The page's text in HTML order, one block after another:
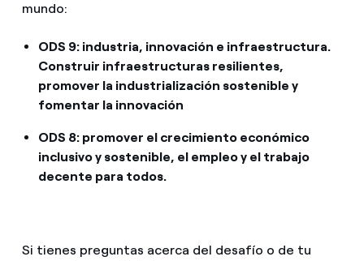
mundo:
ODS 9: industria, innovación e infraestructura.
Construir infraestructuras resilientes,
promover la industrialización sostenible y
fomentar la innovación
ODS 8: promover el crecimiento económico
inclusivo y sostenible, el empleo y el trabajo
decente para todos.
Si tienes preguntas acerca del desafío o de tu